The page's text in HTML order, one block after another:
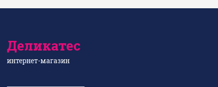
Деликатес
интернет-магазин